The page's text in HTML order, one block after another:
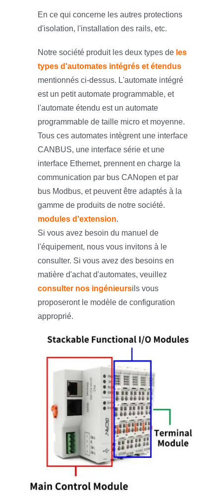
En ce qui concerne les autres protections
d'isolation, l'installation des rails, etc.
Notre société produit les deux types de les
types d'automates intégrés et étendus
mentionnés ci-dessus. L'automate intégré
est un petit automate programmable, et
l'automate étendu est un automate
programmable de taille micro et moyenne.
Tous ces automates intègrent une interface
CANBUS, une interface série et une
interface Ethernet, prennent en charge la
communication par bus CANopen et par
bus Modbus, et peuvent être adaptés à la
gamme de produits de notre société.
modules d'extension.
Si vous avez besoin du manuel de
l'équipement, nous vous invitons à le
consulter. Si vous avez des besoins en
matière d'achat d'automates, veuillez
consulter nos ingénieursils vous
proposeront le modèle de configuration
approprié.